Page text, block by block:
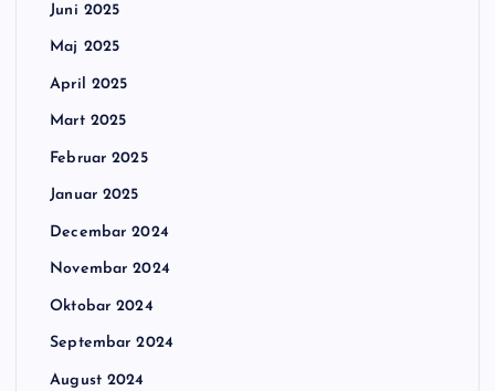
Juni 2025
Maj 2025
April 2025
Mart 2025
Februar 2025
Januar 2025
Decembar 2024
Novembar 2024
Oktobar 2024
Septembar 2024
August 2024